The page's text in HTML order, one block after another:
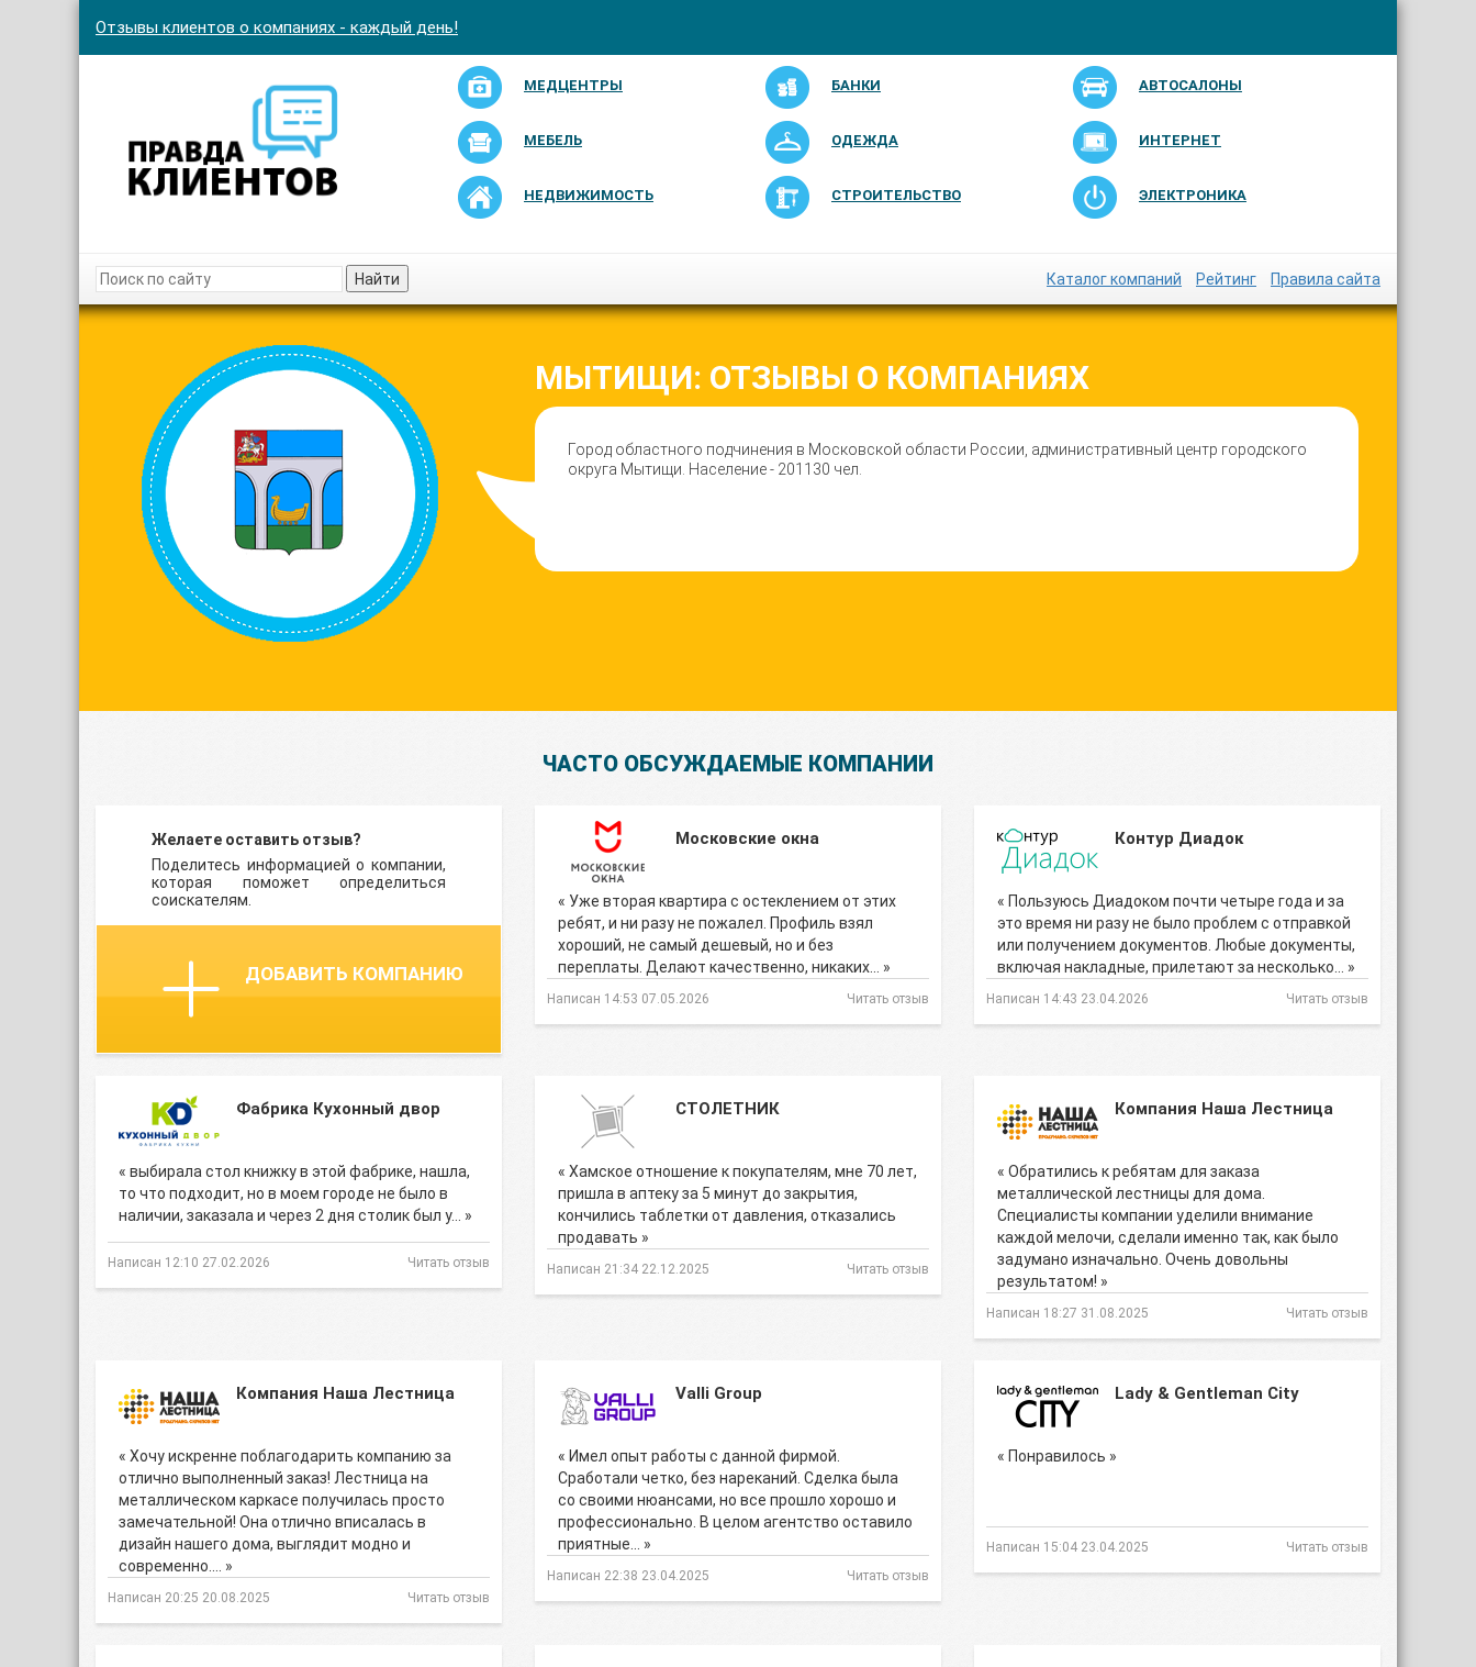
Отзывы клиентов о компаниях - каждый день!
МЕДЦЕНТРЫ БАНКИ АВТОСАЛОНЫ
МЕБЕЛЬ ОДЕЖДА ИНТЕРНЕТ
НЕДВИЖИМОСТЬ СТРОИТЕЛЬСТВО ЭЛЕКТРОНИКА
Найти Каталог компаний Рейтинг Правила сайта
МЫТИЩИ: ОТЗЫВЫ О КОМПАНИЯХ
Город областного подчинения в Московской области России, административный центр городского
округа Мытищи. Население - 201130 чел.
ЧАСТО ОБСУЖДАЕМЫЕ КОМПАНИИ
Желаете оставить отзыв?
Поделитесь информацией о компании,
которая поможет определиться
соискателям.
ДОБАВИТЬ КОМПАНИЮ
Московские окна
« Уже вторая квартира с остеклением от этих
ребят, и ни разу не пожалел. Профиль взял
хороший, не самый дешевый, но и без
переплаты. Делают качественно, никаких… »
Написан 14:53 07.05.2026 Читать отзыв
Контур Диадок
« Пользуюсь Диадоком почти четыре года и за
это время ни разу не было проблем с отправкой
или получением документов. Любые документы,
включая накладные, прилетают за несколько… »
Написан 14:43 23.04.2026 Читать отзыв
Фабрика Кухонный двор
« выбирала стол книжку в этой фабрике, нашла,
то что подходит, но в моем городе не было в
наличии, заказала и через 2 дня столик был у… »
Написан 12:10 27.02.2026 Читать отзыв
СТОЛЕТНИК
« Хамское отношение к покупателям, мне 70 лет,
пришла в аптеку за 5 минут до закрытия,
кончились таблетки от давления, отказались
продавать »
Написан 21:34 22.12.2025 Читать отзыв
Компания Наша Лестница
« Обратились к ребятам для заказа
металлической лестницы для дома.
Специалисты компании уделили внимание
каждой мелочи, сделали именно так, как было
задумано изначально. Очень довольны
результатом! »
Написан 18:27 31.08.2025 Читать отзыв
Компания Наша Лестница
« Хочу искренне поблагодарить компанию за
отлично выполненный заказ! Лестница на
металлическом каркасе получилась просто
замечательной! Она отлично вписалась в
дизайн нашего дома, выглядит модно и
современно.… »
Написан 20:25 20.08.2025 Читать отзыв
Valli Group
« Имел опыт работы с данной фирмой.
Сработали четко, без нареканий. Сделка была
со своими нюансами, но все прошло хорошо и
профессионально. В целом агентство оставило
приятные… »
Написан 22:38 23.04.2025 Читать отзыв
Lady & Gentleman City
« Понравилось »
Написан 15:04 23.04.2025 Читать отзыв